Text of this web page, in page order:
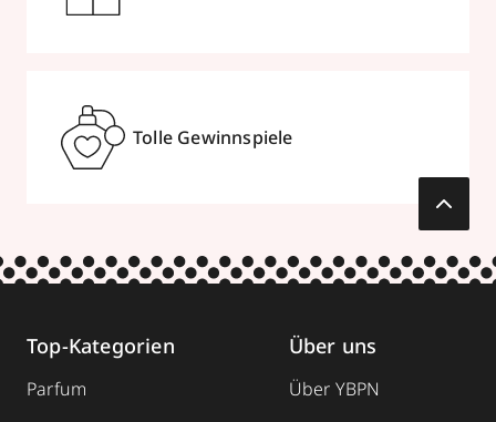
Tolle Gewinnspiele
Top-Kategorien
Parfum
Über uns
Über YBPN